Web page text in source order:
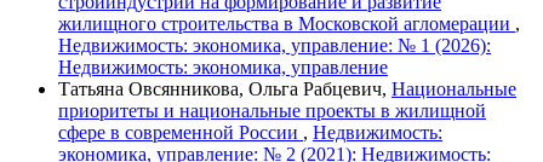
жилищного строительства в Московской агломерации ,
Недвижимость: экономика, управление: № 1 (2026):
Недвижимость: экономика, управление
Татьяна Овсянникова, Ольга Рабцевич, Национальные
приоритеты и национальные проекты в жилищной
сфере в современной России , Недвижимость:
экономика, управление: № 2 (2021): Недвижимость: